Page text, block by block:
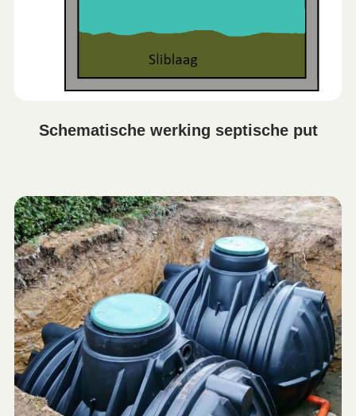
Schematische werking septische put